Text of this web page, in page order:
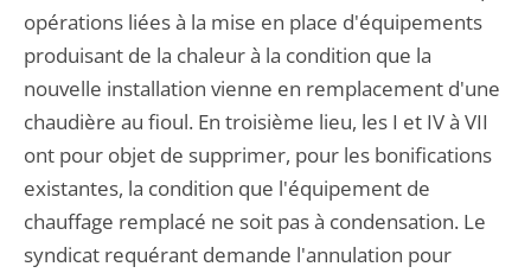
opérations liées à la mise en place d'équipements
produisant de la chaleur à la condition que la
nouvelle installation vienne en remplacement d'une
chaudière au fioul. En troisième lieu, les I et IV à VII
ont pour objet de supprimer, pour les bonifications
existantes, la condition que l'équipement de
chauffage remplacé ne soit pas à condensation. Le
syndicat requérant demande l'annulation pour